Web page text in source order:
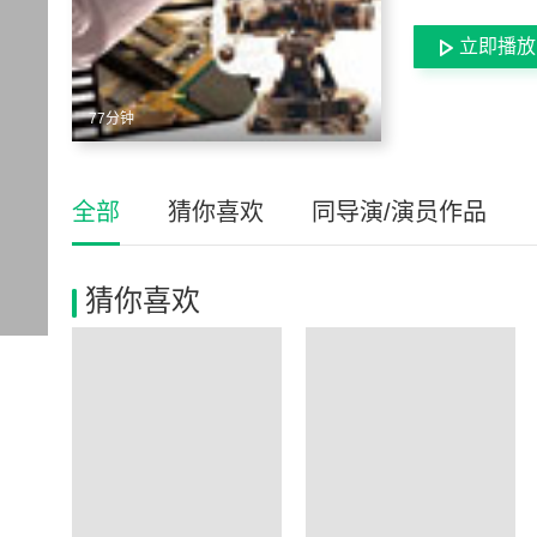
77分钟
立即播放
全部 猜你喜欢 同导演/演员作品
猜你喜欢